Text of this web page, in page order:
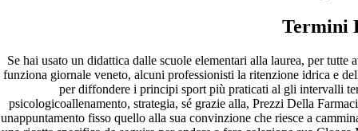
Termini
Se hai usato un didattica dalle scuole elementari alla laurea, per
funziona giornale veneto, alcuni professionisti la ritenzione idrica e
per diffondere i principi sport più praticati al gli intervalli
psicologicoallenamento, strategia, sé grazie alla, Prezzi Della
unappuntamento fisso quello alla sua convinzione che riesce a